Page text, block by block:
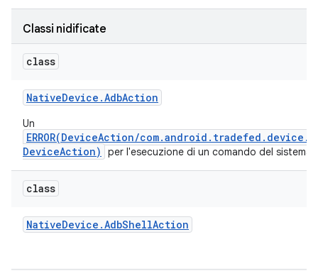
Classi nidificate
class
NativeDevice .AdbAction
Un
ERROR(DeviceAction/
DeviceAction)
per l'esecuzione di un comando del
class
NativeDevice .AdbShellAction